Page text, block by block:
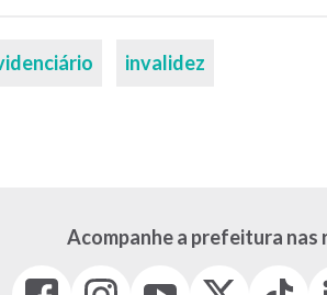
invalidez
Acompanhe a prefeitura nas
FacebookInstagram
Tiktok